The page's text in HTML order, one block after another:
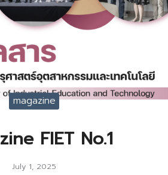
magazine
FIET No.1
July 1, 2025